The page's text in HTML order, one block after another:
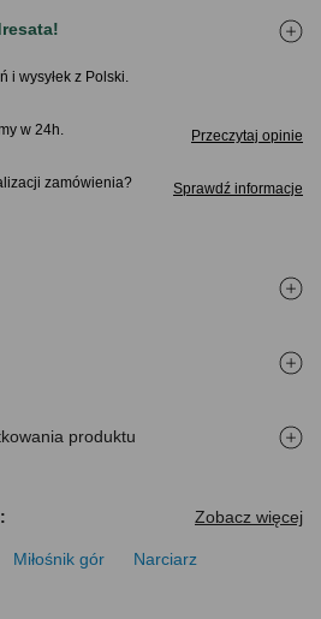
i wysyłek z Polski.
w 24h. Przeczytaj opinie
zamówienia Sprawdź informacje
produktu
Zobacz więcej
Miłośnik gór
Narciarz